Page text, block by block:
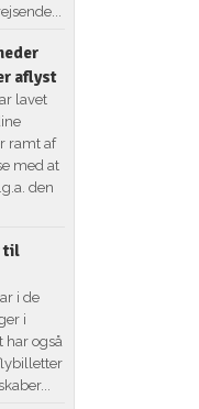
aflyst
lavet
ramt af
med at
den
til
i de
i
har også